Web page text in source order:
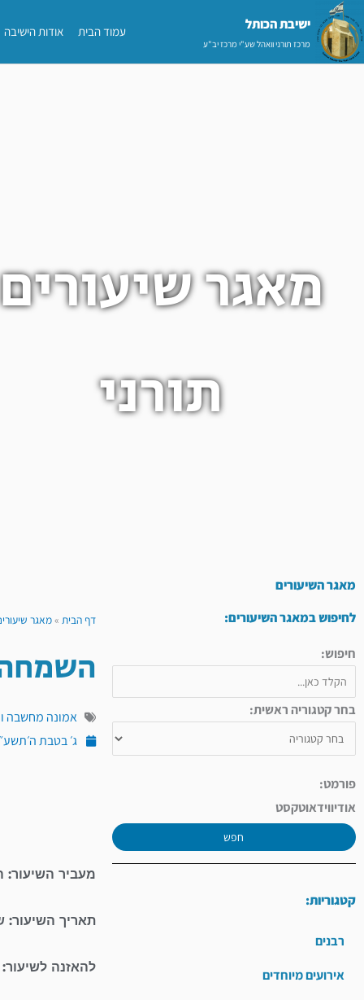
דילוג
לתוכן
ישיבת הכותל​
מרכז תורני וואהל שע"י מרכז יב"ע
עמוד הבית אודות הישיבה
מאגר
תורני
מאגר השיעורים
לחיפוש במאגר השיעורים:
חיפוש:
בחר קטגוריה ראשית:
פורמט:
אודיווידאוטקסט
חפש
קטגוריות:
רבנים
אירועים מיוחדים
דף הבית »מאגר
אמונה מחשבה
ג׳ בטבת ה׳תשע״ז
מעביר
תאריך
להאזנה לשיעור: